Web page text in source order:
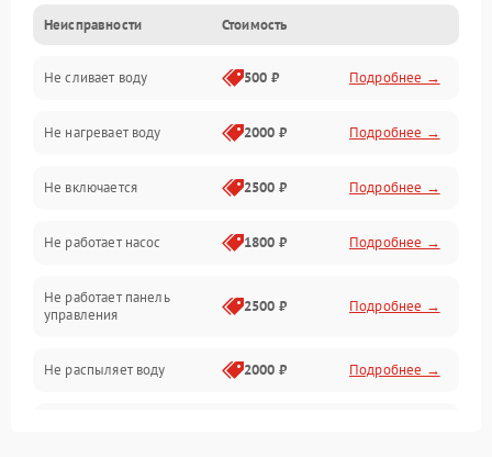
Управление
Электропитание
Датчики
Нагрев
Вода
Гигиена
Программное обеспечение
Неисправности Стоимость
Не сливает воду 500 ₽ Подробнее →
Не нагревает воду 2000 ₽ Подробнее →
Не включается 2500 ₽ Подробнее →
Не работает насос 1800 ₽ Подробнее →
Не работает панель
управления
2500 ₽ Подробнее →
Не распыляет воду 2000 ₽ Подробнее →